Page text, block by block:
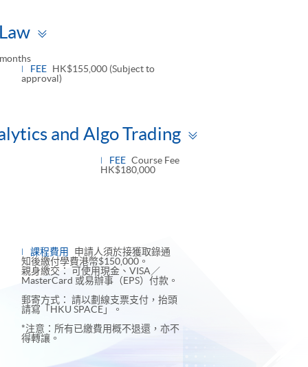
FEE HK$155,000 (Subject to
approval)
and Algo Trading
FEE Course Fee
HK$180,000
課程費用
申請人須於接獲取錄通
知後繳付學費港幣$150,000。
親身繳交： 可使用現金、VISA／
MasterCard 或易辦事（EPS）付款。
郵寄方式： 請以劃線支票支付，抬頭
請寫「HKU SPACE」。
*注意：所有已繳費用概不退還，亦不
得轉讓。